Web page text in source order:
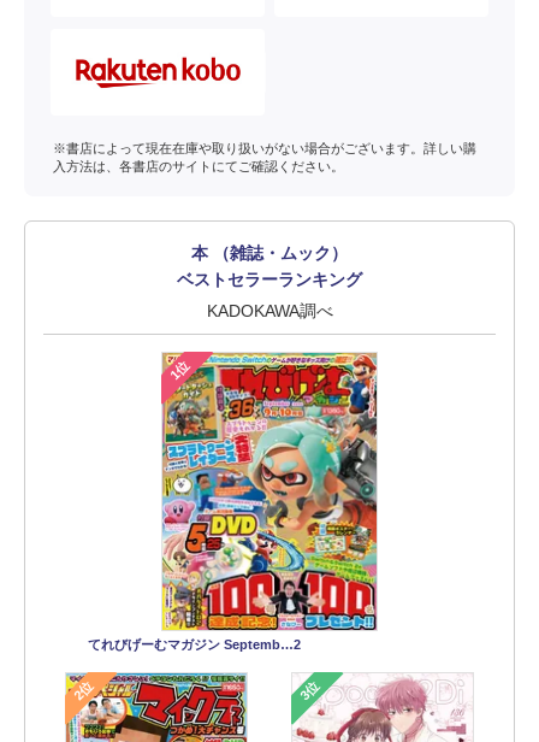
※書店によって現在在庫や取り扱いがない場合がございます。詳しい購
入方法は、各書店のサイトにてご確認ください。
本 （雑誌・ムック）
ベストセラーランキング
KADOKAWA調べ
1位
てれびげーむマガジン Septemb…2
2位 3位